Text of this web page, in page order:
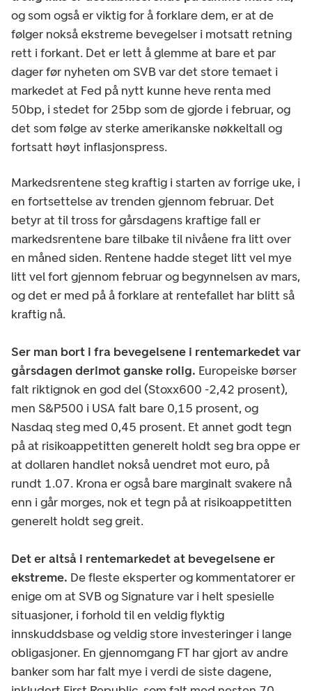
og som også er viktig for å forklare dem, er at de
følger nokså ekstreme bevegelser i motsatt retning
rett i forkant. Det er lett å glemme at bare et par
dager før nyheten om SVB var det store temaet i
markedet at Fed på nytt kunne heve renta med
50bp, i stedet for 25bp som de gjorde i februar, og
det som følge av sterke amerikanske nøkkeltall og
fortsatt høyt inflasjonspress.
Markedsrentene steg kraftig i starten av forrige uke, i
en fortsettelse av trenden gjennom februar. Det
betyr at til tross for gårsdagens kraftige fall er
markedsrentene bare tilbake til nivåene fra litt over
en måned siden. Rentene hadde steget litt vel mye
litt vel fort gjennom februar og begynnelsen av mars,
og det er med på å forklare at rentefallet har blitt så
kraftig nå.
Ser man bort i fra bevegelsene i rentemarkedet var
gårsdagen derimot ganske rolig. Europeiske børser
falt riktignok en god del (Stoxx600 -2,42 prosent),
men S&P500 i USA falt bare 0,15 prosent, og
Nasdaq steg med 0,45 prosent. Et annet godt tegn
på at risikoappetitten generelt holdt seg bra oppe er
at dollaren handlet nokså uendret mot euro, på
rundt 1.07. Krona er også bare marginalt svakere nå
enn i går morges, nok et tegn på at risikoappetitten
generelt holdt seg greit.
Det er altså i rentemarkedet at bevegelsene er
ekstreme. De fleste eksperter og kommentatorer er
enige om at SVB og Signature var i helt spesielle
situasjoner, i forhold til en veldig flyktig
innskuddsbase og veldig store investeringer i lange
obligasjoner. En gjennomgang FT har gjort av andre
banker som har falt mye i verdi de siste dagene,